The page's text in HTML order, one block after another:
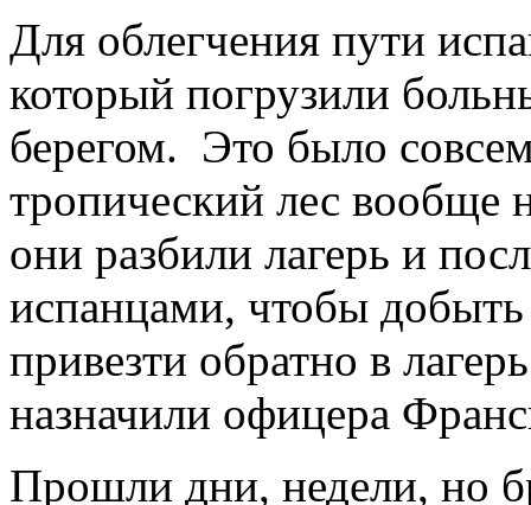
Для облегчения пути
который погрузили
берегом. Это было
тропический лес вообще
они разбили лагерь и
испанцами, чтобы
привезти обратно в
назначили офицера
Прошли дни, недели, но